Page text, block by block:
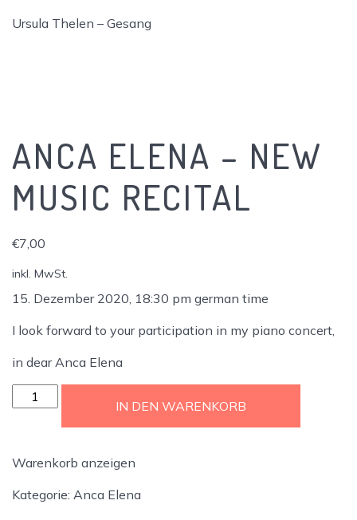
Ursula Thelen – Gesang
ANCA ELENA – NEW
MUSIC RECITAL
€7,00
inkl. MwSt.
15. Dezember 2020, 18:30 pm german time
I look forward to your participation in my piano concert,
in dear Anca Elena
Anca
Elena
Music
Recital
IN DEN WARENKORB
Warenkorb anzeigen
Kategorie: Anca Elena